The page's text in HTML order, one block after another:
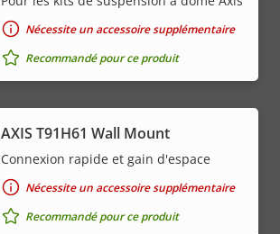
Nécessite un accessoire supplémentaire
Recommandé pour ce produit
AXIS T91H61 Wall Mount
Connexion rapide et gain d'espace
Nécessite un accessoire supplémentaire
Recommandé pour ce produit